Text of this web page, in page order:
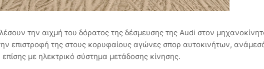
την αιχμή του δόρατος της δέσμευσης της Audi στον
επιστροφή της στους κορυφαίους αγώνες σπορ αυτοκινήτων,
επίσης με ηλεκτρικό σύστημα μετάδοσης κίνησης.